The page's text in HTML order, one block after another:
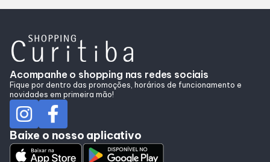
Acompanhe o shopping nas redes sociais
Fique por dentro das promoções, horários de funcionamento e
novidades em primeira mão!
Baixe o nosso aplicativo